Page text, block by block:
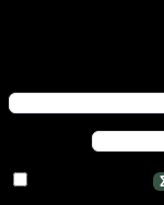
Απαιτείται